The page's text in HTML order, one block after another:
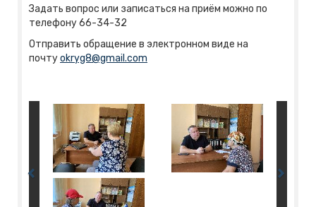
Задать вопрос или записаться на приём можно по
телефону 66-34-32
Отправить обращение в электронном виде на
почтуokryg8@gmail.com